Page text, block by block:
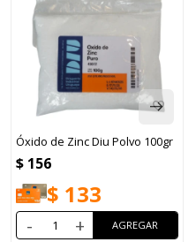
Óxido de Zinc Diu Polvo 100gr
$ 156
$ 133
- +